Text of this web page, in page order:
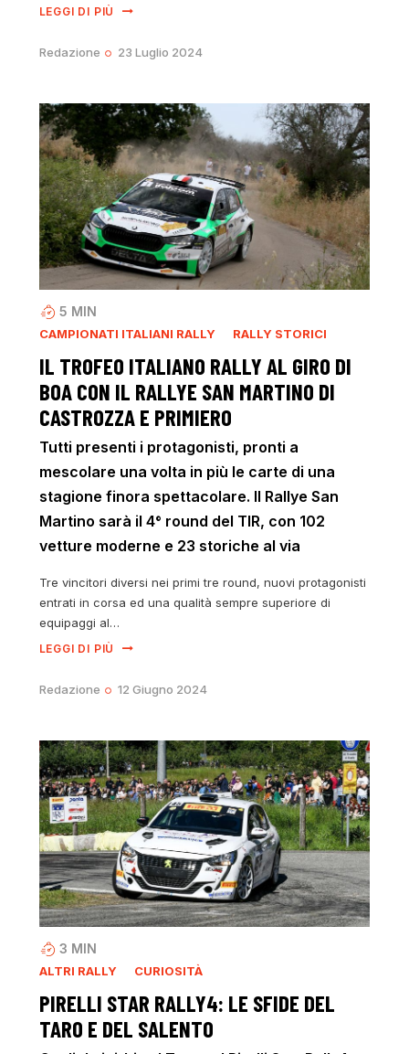
LEGGI DI PIÙ
Redazione 23 Luglio 2024
5 MIN
CAMPIONATI ITALIANI RALLY RALLY STORICI
IL TROFEO ITALIANO RALLY AL GIRO DI
BOA CON IL RALLYE SAN MARTINO DI
CASTROZZA E PRIMIERO
Tutti presenti i protagonisti, pronti a
mescolare una volta in più le carte di una
stagione finora spettacolare. Il Rallye San
Martino sarà il 4° round del TIR, con 102
vetture moderne e 23 storiche al via
Tre vincitori diversi nei primi tre round, nuovi protagonisti
entrati in corsa ed una qualità sempre superiore di
equipaggi al…
LEGGI DI PIÙ
Redazione 12 Giugno 2024
3 MIN
ALTRI RALLY CURIOSITÀ
PIRELLI STAR RALLY4: LE SFIDE DEL
TARO E DEL SALENTO